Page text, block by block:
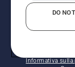
impegnativi,
- Via
Sociale €
Informativa sulla
DO